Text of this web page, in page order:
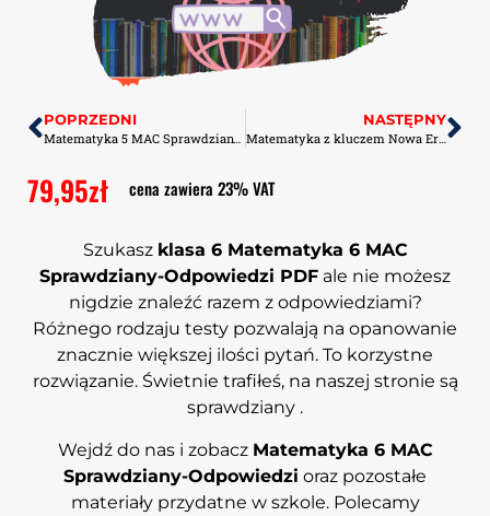
POPRZEDNI
Matematyka 5 MAC Sprawdziany-Odpowiedzi PDF
NASTĘPNY
Matematyka z kluczem Nowa Era 4 Kartkówki PDF
79,95zł cena zawiera 23% VAT
Szukasz klasa 6 Matematyka 6 MAC
Sprawdziany-Odpowiedzi PDF ale nie możesz
nigdzie znaleźć razem z odpowiedziami?
Różnego rodzaju testy pozwalają na opanowanie
znacznie większej ilości pytań. To korzystne
rozwiązanie. Świetnie trafiłeś, na naszej stronie są
sprawdziany .
Wejdź do nas i zobacz Matematyka 6 MAC
Sprawdziany-Odpowiedzi oraz pozostałe
materiały przydatne w szkole. Polecamy